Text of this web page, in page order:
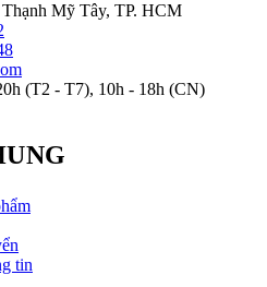
Mỹ Tây, TP. HCM
(T2 - T7), 10h - 18h (CN)
tin